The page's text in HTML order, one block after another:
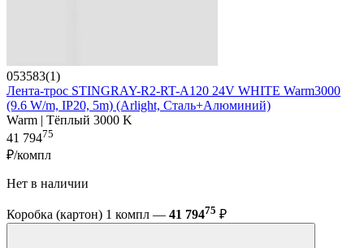
053583(1)
Лента-трос STINGRAY-R2-RT-A120 24V WHITE Warm3000
(9.6 W/m, IP20, 5m) (Arlight, Сталь+Алюминий)
Warm | Тёплый 3000 K
41 79475
₽/компл
Нет в наличии
Коробка (картон) 1 компл — 41 79475 ₽